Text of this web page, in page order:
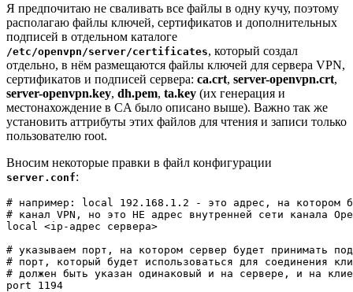
Я предпочитаю не сваливать все файлы в одну кучу, поэтому
располагаю файлы ключей, сертификатов и дополнительных
подписей в отдельном каталоге
/etc/openvpn/server/certificates, который создал
отдельно, в нём размещаются файлы ключей для сервера VPN,
сертификатов и подписей сервера: ca.crt, server-openvpn.crt,
server-openvpn.key, dh.pem, ta.key (их генерация и
местонахождение в CA было описано выше). Важно так же
установить аттрибуты этих файлов для чтения и записи только
пользователю root.
Вносим некоторые правки в файл конфигурации
server.conf:
# например: local 192.168.1.2 - это адрес, на котором
# канал VPN, но это НЕ адрес внутренней сети канала
local <ip-адрес сервера>
# указываем порт, на котором сервер будет принимать
# порт, который будет использоваться для соединения
# должен быть указан одинаковый и на сервере, и на
port 1194